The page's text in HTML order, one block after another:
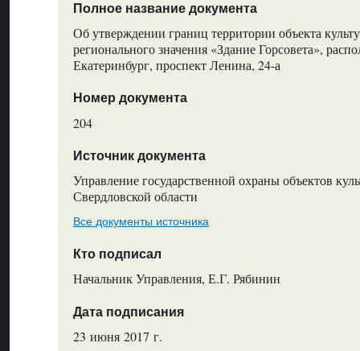
Полное название документа
Об утверждении границ территории объекта
регионального значения «Здание Горсовета»,
Екатеринбург, проспект Ленина, 24-а
Номер документа
204
Источник документа
Управление государственной охраны объектов
Свердловской области
Все документы источника
Кто подписал
Начальник Управления, Е.Г. Рябинин
Дата подписания
23 июня 2017 г.